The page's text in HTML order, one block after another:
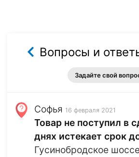
Вопросы и
Задайте свой
Софья 16 февраля 2021
Товар не поступил в
днях истекает срок
Гусинобродское